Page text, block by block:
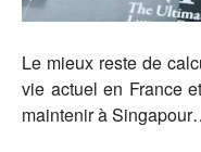
Le mieux reste de
vie actuel en France
maintenir à